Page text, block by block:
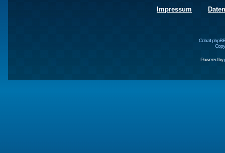
Impressum
Cobalt
Powered by